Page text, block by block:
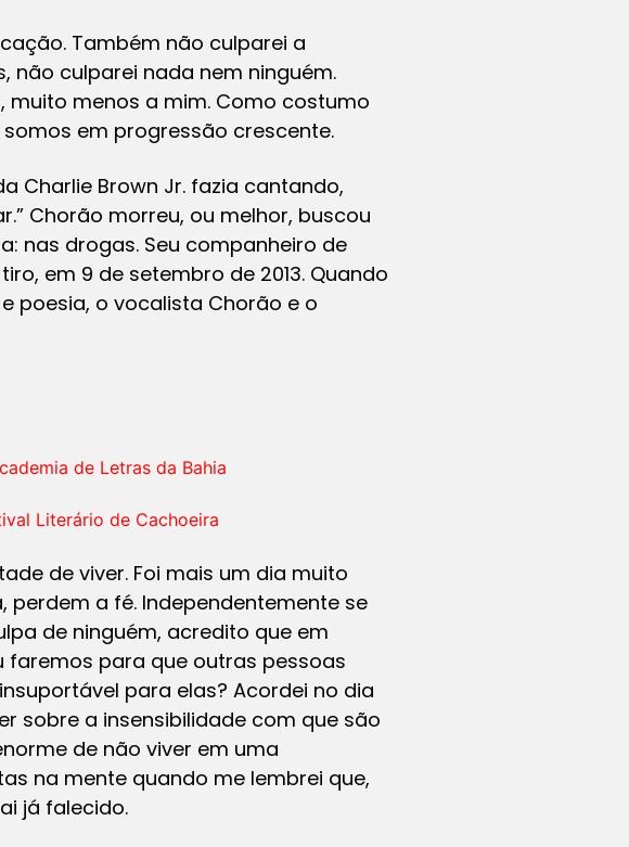
Também não culparei a
não culparei nada nem ninguém.
menos a mim. Como costumo
em progressão crescente.
Charlie Brown Jr. fazia cantando,
Chorão morreu, ou melhor, buscou
nas drogas. Seu companheiro de
em 9 de setembro de 2013. Quando
poesia, o vocalista Chorão e o
de Letras da Bahia
Literário de Cachoeira
de viver. Foi mais um dia muito
perdem a fé. Independentemente se
de ninguém, acredito que em
faremos para que outras pessoas
para elas? Acordei no dia
sobre a insensibilidade com que são
de não viver em uma
na mente quando me lembrei que,
já falecido.